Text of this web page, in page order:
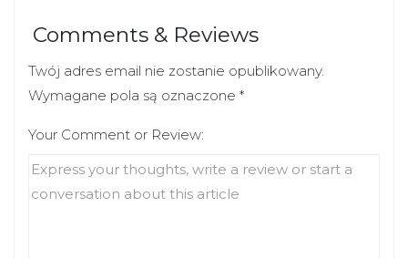
p
e
s
i
n
e
w
i
n
d
o
O
p
n
s
i
n
n
e
w
i
n
d
Comments & Reviews
Twój adres email nie zostanie opublikowany.
Wymagane pola są oznaczone *
Your Comment or Review: